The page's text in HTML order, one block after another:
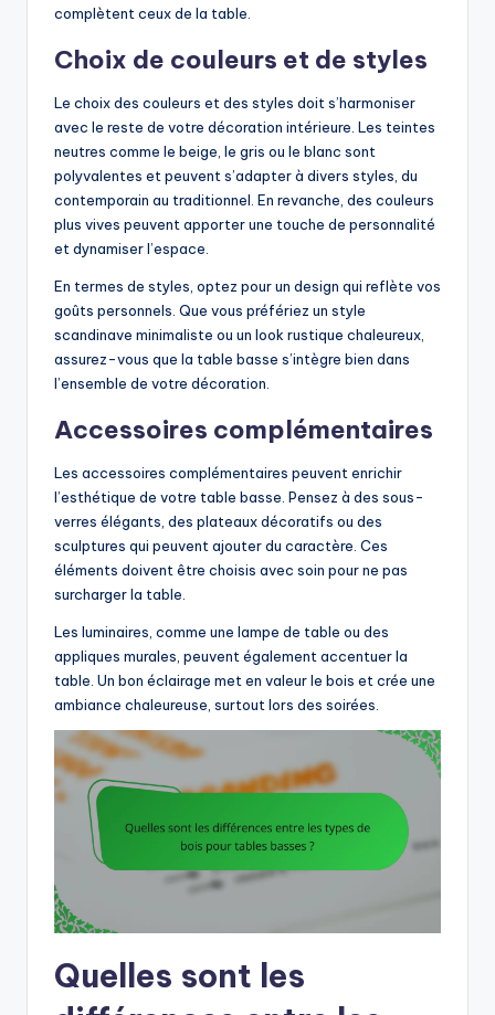
complètent ceux de la table.
Choix de couleurs et de styles
Le choix des couleurs et des styles doit s’harmoniser
avec le reste de votre décoration intérieure. Les teintes
neutres comme le beige, le gris ou le blanc sont
polyvalentes et peuvent s’adapter à divers styles, du
contemporain au traditionnel. En revanche, des couleurs
plus vives peuvent apporter une touche de personnalité
et dynamiser l’espace.
En termes de styles, optez pour un design qui reflète vos
goûts personnels. Que vous préfériez un style
scandinave minimaliste ou un look rustique chaleureux,
assurez-vous que la table basse s’intègre bien dans
l’ensemble de votre décoration.
Accessoires complémentaires
Les accessoires complémentaires peuvent enrichir
l’esthétique de votre table basse. Pensez à des sous-
verres élégants, des plateaux décoratifs ou des
sculptures qui peuvent ajouter du caractère. Ces
éléments doivent être choisis avec soin pour ne pas
surcharger la table.
Les luminaires, comme une lampe de table ou des
appliques murales, peuvent également accentuer la
table. Un bon éclairage met en valeur le bois et crée une
ambiance chaleureuse, surtout lors des soirées.
Quelles sont les